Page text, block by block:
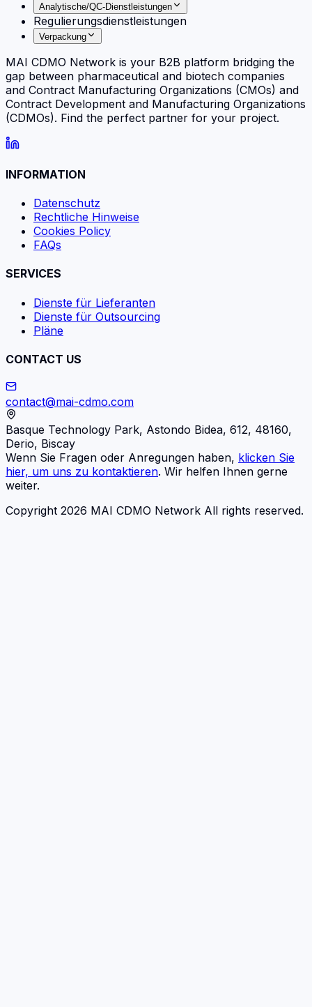
Analytische/QC-Dienstleistungen
Regulierungsdienstleistungen
Verpackung
MAI CDMO Network is your B2B platform bridging the
gap between pharmaceutical and biotech companies
and Contract Manufacturing Organizations (CMOs) and
Contract Development and Manufacturing Organizations
(CDMOs). Find the perfect partner for your project.
INFORMATION
Datenschutz
Rechtliche Hinweise
Cookies Policy
FAQs
SERVICES
Dienste für Lieferanten
Dienste für Outsourcing
Pläne
CONTACT US
contact@mai-cdmo.com
Basque Technology Park, Astondo Bidea, 612, 48160,
Derio, Biscay
Wenn Sie Fragen oder Anregungen haben, klicken Sie
hier, um uns zu kontaktieren. Wir helfen Ihnen gerne
weiter.
Copyright 2026 MAI CDMO Network All rights reserved.